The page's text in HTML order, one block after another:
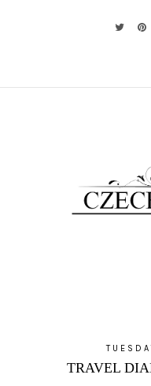
TRAVEL